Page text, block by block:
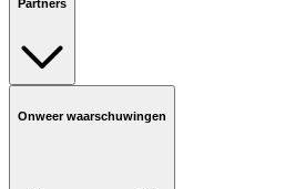
Partners
Onweer waarschuwingen